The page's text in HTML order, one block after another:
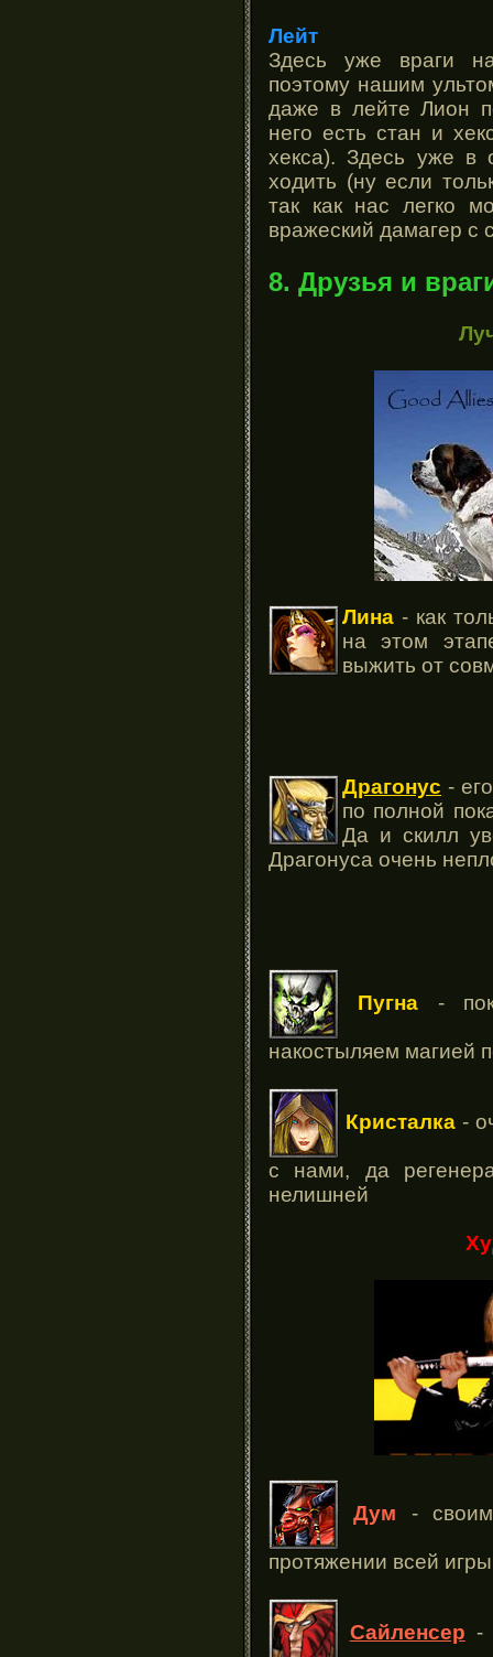
Лейт
Здесь уже враги
поэтому нашим
даже в лейте Лион
него есть стан и
хекса). Здесь уже в
ходить (ну если
так как нас легко
вражеский дамагер с
8. Друзья и
Лина - как
на этом
выжить от
Драгонус -
по полной
Да и скилл
Драгонуса очень
Пугна -
накостыляем магией
Кристалка -
с нами, да
нелишней
Дум -
протяжении всей игры
Сайленсер -